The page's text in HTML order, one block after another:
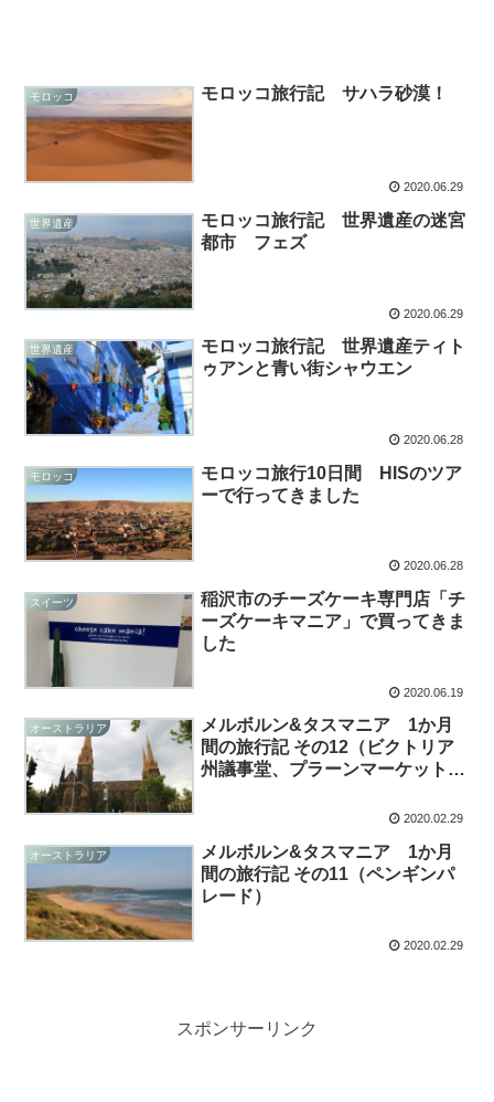
モロッコ モロッコ旅行記 サハラ砂漠！
2020.06.29
世界遺産
モロッコ旅行記 世界遺産の迷宮
都市 フェズ
2020.06.29
世界遺産
モロッコ旅行記 世界遺産ティト
ゥアンと青い街シャウエン
2020.06.28
モロッコ
モロッコ旅行10日間 HISのツア
ーで行ってきました
2020.06.28
スイーツ
稲沢市のチーズケーキ専門店「チ
ーズケーキマニア」で買ってきま
した
2020.06.19
オーストラリア
メルボルン&タスマニア 1か月
間の旅行記 その12（ビクトリア
州議事堂、プラーンマーケットな
2020.02.29
オーストラリア
メルボルン&タスマニア 1か月
間の旅行記 その11（ペンギンパ
レード）
2020.02.29
スポンサーリンク